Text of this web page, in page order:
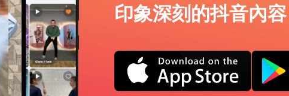
印象深刻的抖音內